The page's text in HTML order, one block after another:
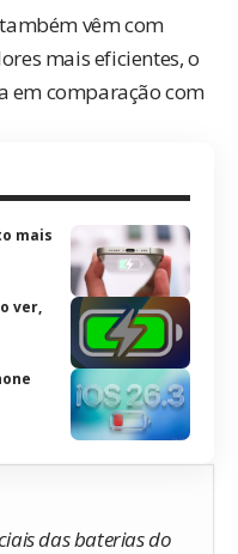
vêm com
mais eficientes, o
em comparação com
mais
ver,
das baterias do